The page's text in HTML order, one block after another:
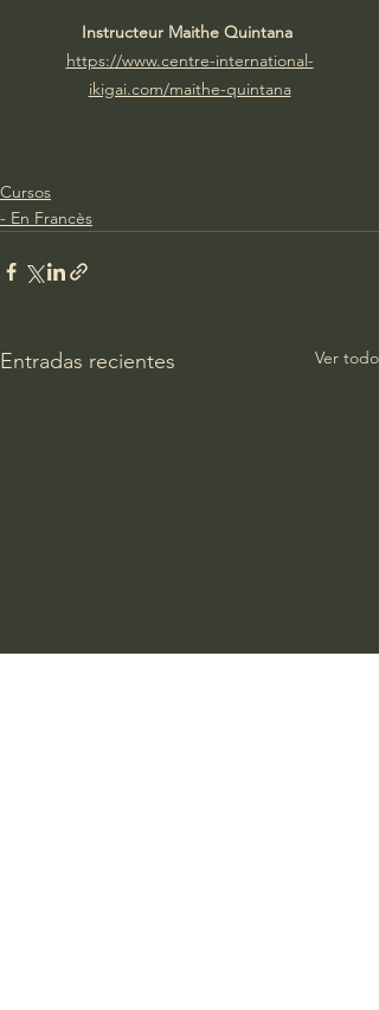
Instructeur Maithe Quintana
https://www.centre-international-
ikigai.com/maithe-quintana
Cursos
- En Francès
Entradas recientes Ver todo